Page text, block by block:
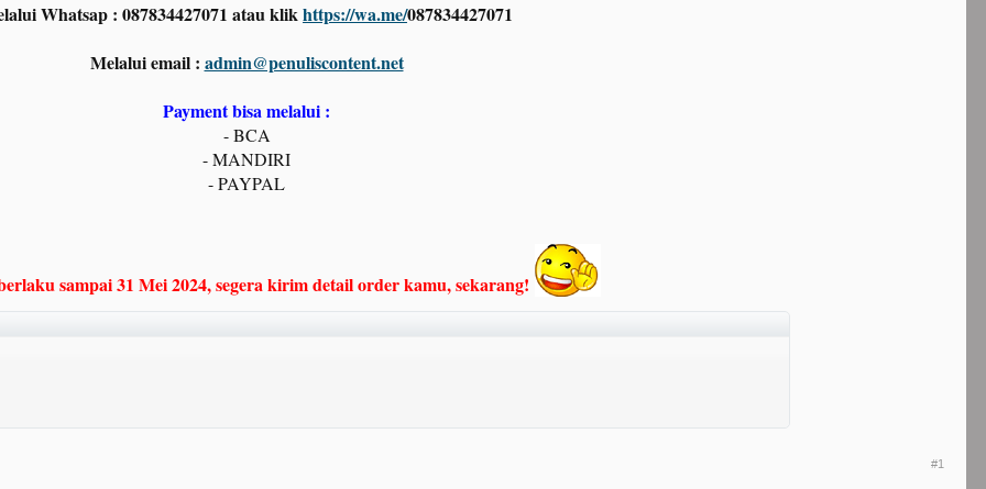
Whatsap : 087834427071 atau klikhttps://wa.me/087834427071
Melalui email : admin@penuliscontent.net
Payment bisa melalui :
- BCA
- MANDIRI
- PAYPAL
sampai 31 Mei 2024, segera kirim detail order kamu, sekarang!
#1